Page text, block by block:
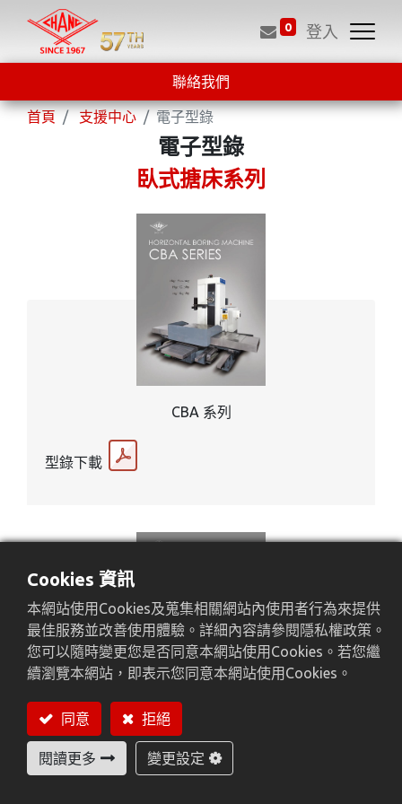
0 登入
聯絡我們
首頁 支援中心 電子型錄
電子型錄
臥式搪床系列
CBA 系列
型錄下載
CBA-200Q and CBA-110
型錄下載
Cookies 資訊
本網站使用Cookies及蒐集相關網站內使用者行為來提供
最佳服務並改善使用體驗。詳細內容請參閱隱私權政策。
您可以隨時變更您是否同意本網站使用Cookies。若您繼
續瀏覽本網站，即表示您同意本網站使用Cookies。
同意 拒絕
閱讀更多 變更設定